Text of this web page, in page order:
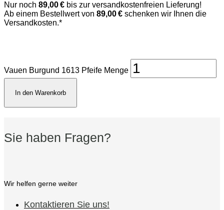
Nur noch 89,00 € bis zur versandkostenfreien Lieferung!
Ab einem Bestellwert von 89,00 € schenken wir Ihnen die
Versandkosten.*
Vauen Burgund 1613 Pfeife Menge
In den Warenkorb
Sie haben Fragen?
Wir helfen gerne weiter
Kontaktieren Sie uns!